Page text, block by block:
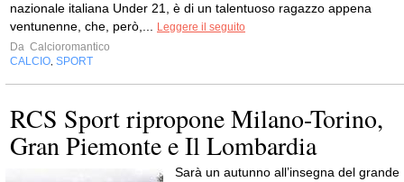
nazionale italiana Under 21, è di un talentuoso ragazzo appena
ventunenne, che, però,...
Leggere il seguito
Da Calcioromantico
CALCIO SPORT
RCS Sport ripropone Milano-Torino,
Gran Piemonte e Il Lombardia
Sarà un autunno all’insegna del grande